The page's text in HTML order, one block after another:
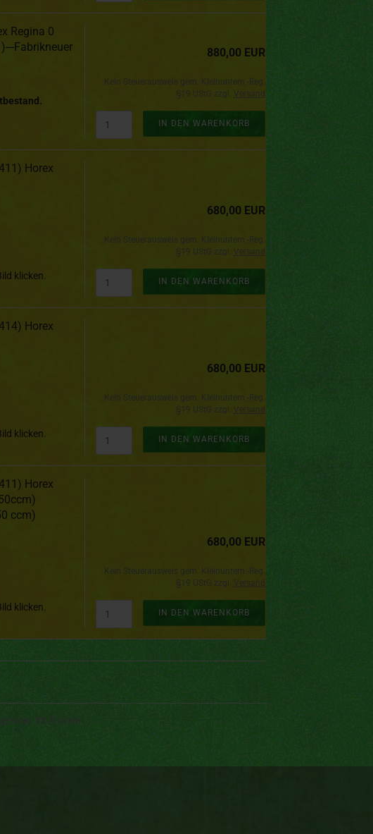
Regina 0
Fabrikneuer
880,00 EUR
IN DEN WARENKORB
Horex
klicken.
680,00 EUR
Kein Steuerausweis gem. Kleinuntern.-Reg.
IN DEN WARENKORB
Horex
klicken.
680,00 EUR
Kein Steuerausweis gem. Kleinuntern.-Reg.
IN DEN WARENKORB
Horex
ccm)
klicken.
680,00 EUR
IN DEN WARENKORB